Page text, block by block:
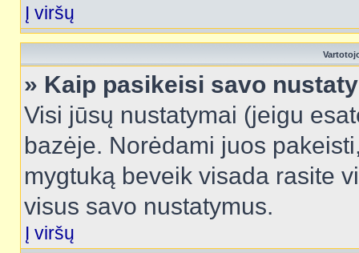
Į viršų
» Kaip pasikeisi savo
Visi jūsų nustatymai (jeigu
bazėje. Norėdami juos
mygtuką beveik visada rasite
visus savo nustatymus.
Į viršų